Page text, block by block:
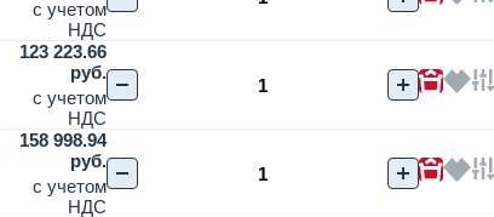
с учетом
НДС
123 223.66
руб.
с учетом
НДС
158 998.94
руб.
с учетом
НДС